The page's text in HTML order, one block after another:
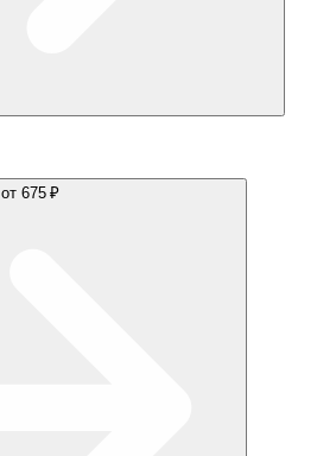
от 675 ₽